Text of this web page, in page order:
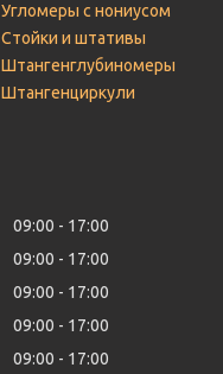
Угломеры с нониусом
Стойки и штативы
Штангенглубиномеры
Штангенциркули
09:00
17:00
09:00
17:00
09:00
17:00
09:00
17:00
09:00 17:00